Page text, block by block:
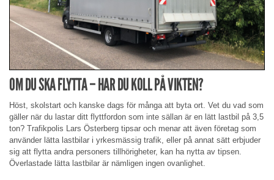
OM DU SKA FLYTTA – HAR DU KOLL PÅ VIKTEN?
Höst, skolstart och kanske dags för många att byta ort. Vet du vad som
gäller när du lastar ditt flyttfordon som inte sällan är en lätt lastbil på 3,5
ton? Trafikpolis Lars Österberg tipsar och menar att även företag som
använder lätta lastbilar i yrkesmässig trafik, eller på annat sätt erbjuder
sig att flytta andra personers tillhörigheter, kan ha nytta av tipsen.
Överlastade lätta lastbilar är nämligen ingen ovanlighet.